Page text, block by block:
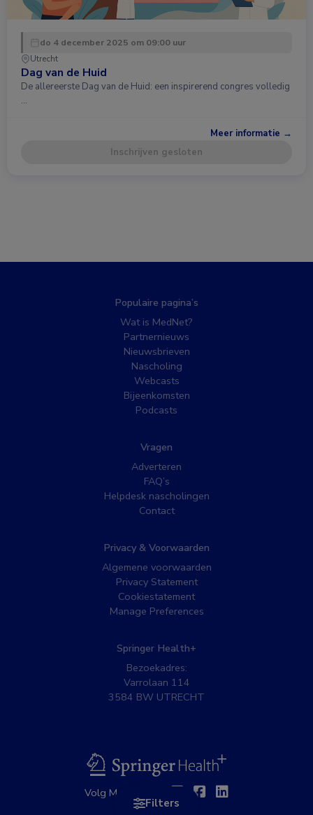
Filters
do 4 december 2025 om 09:00 uur
Utrecht
Dag van de Huid
De allereerste Dag van de Huid: een inspirerend congres volledig
…
Meer informatie →
Inschrijven gesloten
Populaire pagina’s
Wat is MedNet?
Partnernieuws
Nieuwsbrieven
Nascholing
Webcasts
Bijeenkomsten
Podcasts
Vragen
Adverteren
FAQ’s
Helpdesk nascholingen
Contact
Privacy & Voorwaarden
Algemene voorwaarden
Privacy Statement
Cookiestatement
Manage Preferences
Springer Health+
Bezoekadres:
Varrolaan 114
3584 BW UTRECHT
BSL
Volg MedNet op: TwitterFacebook
Linkedin